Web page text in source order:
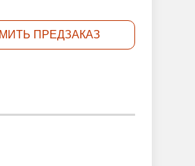
ПРЕДЗАКАЗ